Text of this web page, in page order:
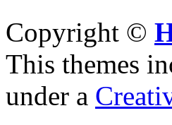
Copyright ©
This themes
under a